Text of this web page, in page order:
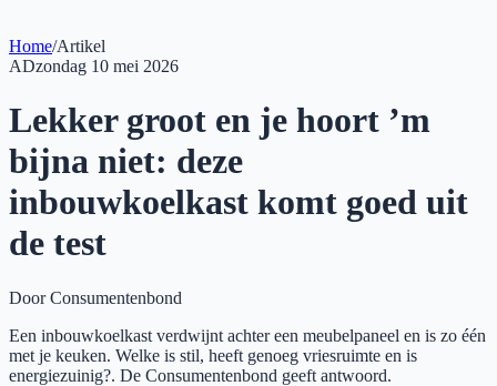
Home/Artikel
ADzondag 10 mei 2026
Lekker groot en je hoort ’m
bijna niet: deze
inbouwkoelkast komt goed uit
de test
DoorConsumentenbond
Een inbouwkoelkast verdwijnt achter een meubelpaneel en is zo één
met je keuken. Welke is stil, heeft genoeg vriesruimte en is
energiezuinig?. De Consumentenbond geeft antwoord.